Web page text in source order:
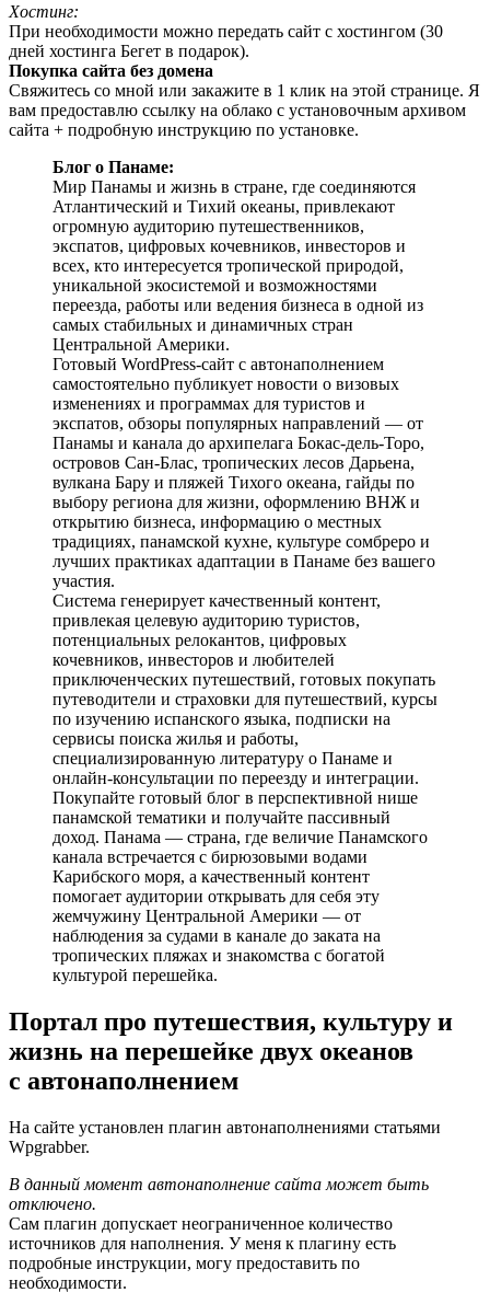
Хостинг:
При необходимости можно передать сайт с хостингом (30
дней хостинга Бегет в подарок).
Покупка сайта без домена
Свяжитесь со мной или закажите в 1 клик на этой странице. Я
вам предоставлю ссылку на облако с установочным архивом
сайта + подробную инструкцию по установке.
Блог о Панаме:
Мир Панамы и жизнь в стране, где соединяются
Атлантический и Тихий океаны, привлекают
огромную аудиторию путешественников,
экспатов, цифровых кочевников, инвесторов и
всех, кто интересуется тропической природой,
уникальной экосистемой и возможностями
переезда, работы или ведения бизнеса в одной из
самых стабильных и динамичных стран
Центральной Америки.
Готовый WordPress-сайт с автонаполнением
самостоятельно публикует новости о визовых
изменениях и программах для туристов и
экспатов, обзоры популярных направлений — от
Панамы и канала до архипелага Бокас-дель-Торо,
островов Сан-Блас, тропических лесов Дарьена,
вулкана Бару и пляжей Тихого океана, гайды по
выбору региона для жизни, оформлению ВНЖ и
открытию бизнеса, информацию о местных
традициях, панамской кухне, культуре сомбреро и
лучших практиках адаптации в Панаме без вашего
участия.
Система генерирует качественный контент,
привлекая целевую аудиторию туристов,
потенциальных релокантов, цифровых
кочевников, инвесторов и любителей
приключенческих путешествий, готовых покупать
путеводители и страховки для путешествий, курсы
по изучению испанского языка, подписки на
сервисы поиска жилья и работы,
специализированную литературу о Панаме и
онлайн-консультации по переезду и интеграции.
Покупайте готовый блог в перспективной нише
панамской тематики и получайте пассивный
доход. Панама — страна, где величие Панамского
канала встречается с бирюзовыми водами
Карибского моря, а качественный контент
помогает аудитории открывать для себя эту
жемчужину Центральной Америки — от
наблюдения за судами в канале до заката на
тропических пляжах и знакомства с богатой
культурой перешейка.
Портал про путешествия, культуру и
жизнь на перешейке двух океанов
с автонаполнением
На сайте установлен плагин автонаполнениями статьями
Wpgrabber.
В данный момент автонаполнение сайта может быть
отключено.
Сам плагин допускает неограниченное количество
источников для наполнения. У меня к плагину есть
подробные инструкции, могу предоставить по
необходимости.